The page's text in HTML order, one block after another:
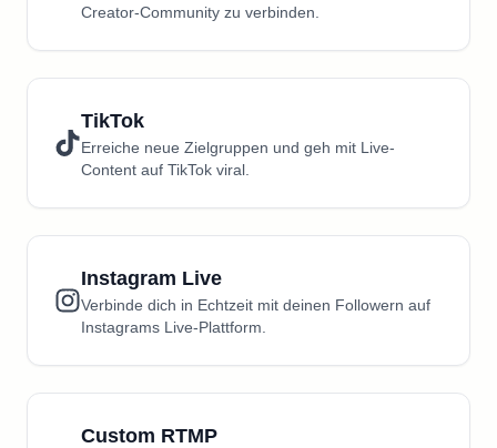
Creator-Community zu verbinden.
TikTok
Erreiche neue Zielgruppen und geh mit Live-
Content auf TikTok viral.
Instagram Live
Verbinde dich in Echtzeit mit deinen Followern auf
Instagrams Live-Plattform.
Custom RTMP